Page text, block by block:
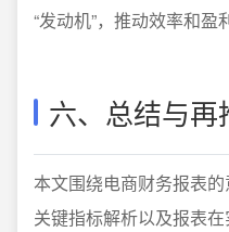
“发动机”，推动效率和盈
六、总结与再
本文围绕电商财务报表的
关键指标解析以及报表